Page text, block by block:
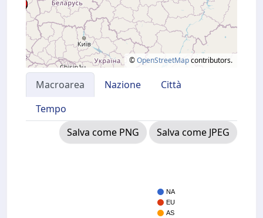
©OpenStreetMapcontributors.
Macroarea Nazione
Città
Tempo
Salva come PNG
Salva come JPEG
NA
EU
AS